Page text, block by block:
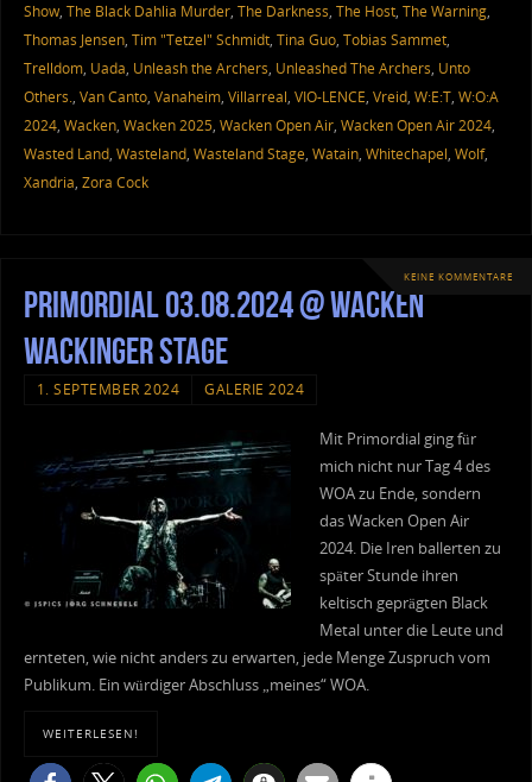
Show, The Black Dahlia Murder, The Darkness, The Host, The Warning,
Thomas Jensen, Tim "Tetzel" Schmidt, Tina Guo, Tobias Sammet,
Trelldom, Uada, Unleash the Archers, Unleashed The Archers, Unto
Others., Van Canto, Vanaheim, Villarreal, VIO-LENCE, Vreid, W:E:T, W:O:A
2024, Wacken, Wacken 2025, Wacken Open Air, Wacken Open Air 2024,
Wasted Land, Wasteland, Wasteland Stage, Watain, Whitechapel, Wolf,
Xandria, Zora Cock
KEINE KOMMENTARE
Primordial 03.08.2024 @ Wacken
Wackinger Stage
1. SEPTEMBER 2024 GALERIE 2024
Mit Primordial ging für
mich nicht nur Tag 4 des
WOA zu Ende, sondern
das Wacken Open Air
2024. Die Iren ballerten zu
später Stunde ihren
keltisch geprägten Black
Metal unter die Leute und
ernteten, wie nicht anders zu erwarten, jede Menge Zuspruch vom
Publikum. Ein würdiger Abschluss „meines“ WOA.
WEITERLESEN!